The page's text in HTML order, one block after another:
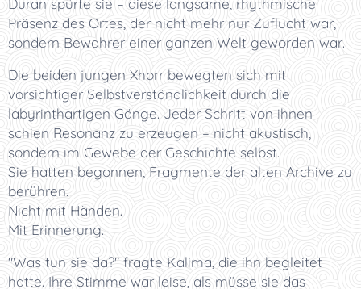
Duran spürte sie – diese langsame, rhythmische
Präsenz des Ortes, der nicht mehr nur Zuflucht war,
sondern Bewahrer einer ganzen Welt geworden war.
Die beiden jungen Xhorr bewegten sich mit
vorsichtiger Selbstverständlichkeit durch die
labyrinthartigen Gänge. Jeder Schritt von ihnen
schien Resonanz zu erzeugen – nicht akustisch,
sondern im Gewebe der Geschichte selbst.
Sie hatten begonnen, Fragmente der alten Archive zu
berühren.
Nicht mit Händen.
Mit Erinnerung.
"Was tun sie da?" fragte Kalima, die ihn begleitet
hatte. Ihre Stimme war leise, als müsse sie das